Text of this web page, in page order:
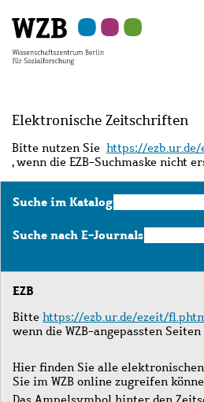
Hauptinhalt
springen
Navigation
springen
Suche
springen
Sekundärnavigation
springen
Fußzeile
springen
Elektronische Zeitschriften
Bitte nutzen Sie https://
, wenn die EZB-Suchmaske nicht
Suche im KatalogSuche
im
Katalog
Suche nach E-JournalsSuche
nach
Journals
EZB
Bitte https://ezb.ur.de/ezeit/
wenn die WZB-angepassten
Hier finden Sie alle
Sie im WZB online zugreifen